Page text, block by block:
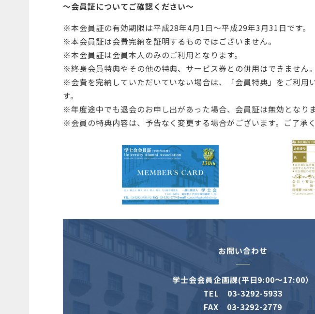
～会員証についてご確認ください～
※本会員証の有効期限は平成28年4月1日～平成29年3月31日です。
※本会員証は会費完納を証明するものではございません。
※本会員証は会員本人のみのご利用となります。
※終身会員特典やその他の特典、サービス券との併用はできません。
※会費を完納していただいていない場合は、「会員特典」をご利用
す。
※年度途中でも退会のお申し出があった場合、会員証は無効となりま
※会員の特典内容は、予告なく変更する場合がございます。ご了承く
お問い合わせ
学士会会員企画課(平日9:00～17:00）
TEL 03-3292-5933
FAX 03-3292-2779